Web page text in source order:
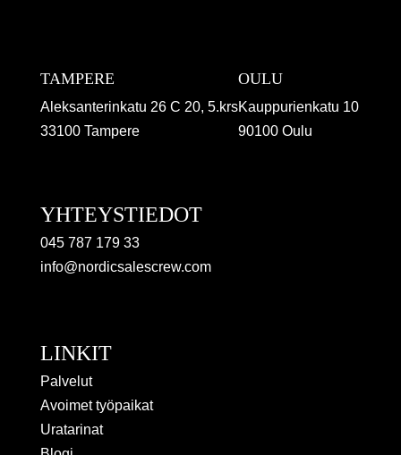
TAMPERE
Aleksanterinkatu 26 C 20, 5.krs
33100 Tampere
OULU
Kauppurienkatu 10
90100 Oulu
YHTEYSTIEDOT
045 787 179 33
info@nordicsalescrew.com
LINKIT
Palvelut
Avoimet työpaikat
Uratarinat